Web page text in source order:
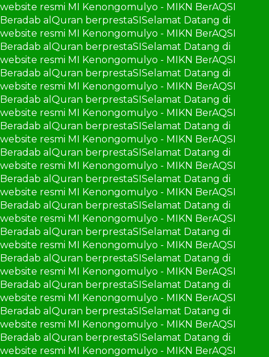
website resmi MI Kenongomulyo - MIKN BerAQSI
Beradab alQuran berprestaSISelamat Datang di
website resmi MI Kenongomulyo - MIKN BerAQSI
Beradab alQuran berprestaSISelamat Datang di
website resmi MI Kenongomulyo - MIKN BerAQSI
Beradab alQuran berprestaSISelamat Datang di
website resmi MI Kenongomulyo - MIKN BerAQSI
Beradab alQuran berprestaSISelamat Datang di
website resmi MI Kenongomulyo - MIKN BerAQSI
Beradab alQuran berprestaSISelamat Datang di
website resmi MI Kenongomulyo - MIKN BerAQSI
Beradab alQuran berprestaSISelamat Datang di
website resmi MI Kenongomulyo - MIKN BerAQSI
Beradab alQuran berprestaSISelamat Datang di
website resmi MI Kenongomulyo - MIKN BerAQSI
Beradab alQuran berprestaSISelamat Datang di
website resmi MI Kenongomulyo - MIKN BerAQSI
Beradab alQuran berprestaSISelamat Datang di
website resmi MI Kenongomulyo - MIKN BerAQSI
Beradab alQuran berprestaSISelamat Datang di
website resmi MI Kenongomulyo - MIKN BerAQSI
Beradab alQuran berprestaSISelamat Datang di
website resmi MI Kenongomulyo - MIKN BerAQSI
Beradab alQuran berprestaSISelamat Datang di
website resmi MI Kenongomulyo - MIKN BerAQSI
Beradab alQuran berprestaSISelamat Datang di
website resmi MI Kenongomulyo - MIKN BerAQSI